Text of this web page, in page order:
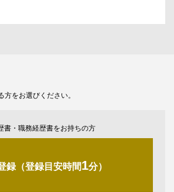
をお選びください。
書・職務経歴書をお持ちの方
録（登録目安時間1分）